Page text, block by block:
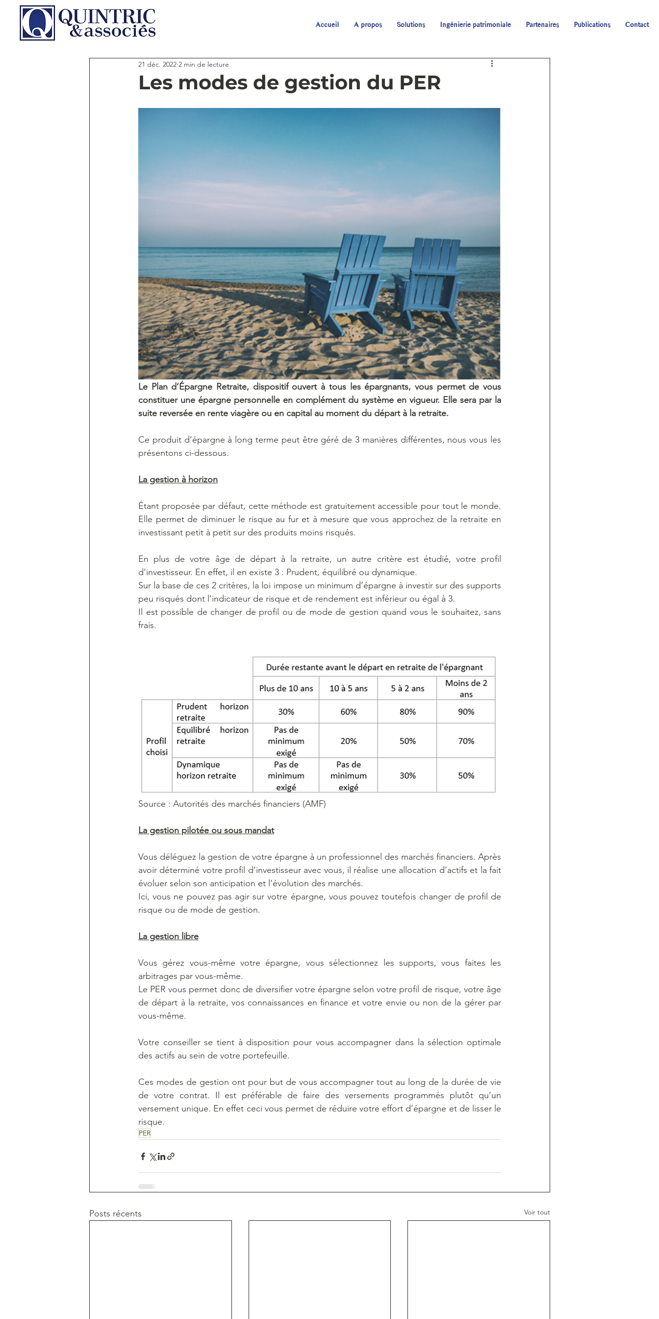
Accueil A propos Solutions Ingénierie patrimoniale Partenaires Publications Contact
Les modes de gestion du PER
21 déc. 2022 2 min de lecture
Le Plan d‘Épargne Retraite, dispositif ouvert à tous les épargnants, vous permet de vous
constituer une épargne personnelle en complément du système en vigueur. Elle sera par la
suite reversée en rente viagère ou en capital au moment du départ à la retraite.
Ce produit d’épargne à long terme peut être géré de 3 manières différentes, nous vous les
présentons ci-dessous.
La gestion à horizon
Étant proposée par défaut, cette méthode est gratuitement accessible pour tout le monde.
Elle permet de diminuer le risque au fur et à mesure que vous approchez de la retraite en
investissant petit à petit sur des produits moins risqués.
En plus de votre âge de départ à la retraite, un autre critère est étudié, votre profil
d’investisseur. En effet, il en existe 3 : Prudent, équilibré ou dynamique.
Sur la base de ces 2 critères, la loi impose un minimum d’épargne à investir sur des supports
peu risqués dont l’indicateur de risque et de rendement est inférieur ou égal à 3.
Il est possible de changer de profil ou de mode de gestion quand vous le souhaitez, sans
frais.
Source : Autorités des marchés financiers (AMF)
La gestion pilotée ou sous mandat
Vous déléguez la gestion de votre épargne à un professionnel des marchés financiers. Après
avoir déterminé votre profil d’investisseur avec vous, il réalise une allocation d’actifs et la fait
évoluer selon son anticipation et l’évolution des marchés.
Ici, vous ne pouvez pas agir sur votre épargne, vous pouvez toutefois changer de profil de
risque ou de mode de gestion.
La gestion libre
Vous gérez vous-même votre épargne, vous sélectionnez les supports, vous faites les
arbitrages par vous-même.
Le PER vous permet donc de diversifier votre épargne selon votre profil de risque, votre âge
de départ à la retraite, vos connaissances en finance et votre envie ou non de la gérer par
vous-même.
Votre conseiller se tient à disposition pour vous accompagner dans la sélection optimale
des actifs au sein de votre portefeuille.
Ces modes de gestion ont pour but de vous accompagner tout au long de la durée de vie
de votre contrat. Il est préférable de faire des versements programmés plutôt qu’un
versement unique. En effet ceci vous permet de réduire votre effort d’épargne et de lisser le
risque.
PER
Posts récents Voir tout